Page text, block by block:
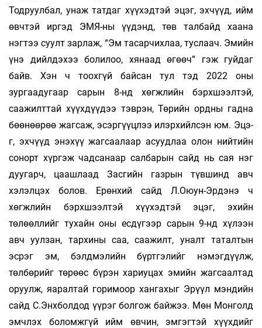
Тодруулбал, унаж татдаг хүү­­хэдтэй эцэг, эхчүүд, ийм
өвчтэй иргэд ЭМЯ-ны үүдэнд, төв талбайд хаана
нэгтээ суулт зарлаж, “Эм тасарчихлаа, туслаач. Эмийн
үнэ дийлдэхээ бо­лилоо, хянаад өгөөч” гэж гуйдаг
байв. Хэн ч тоох­гүй байсан тул тэд 2022 оны
зургаадугаар са­рын 8-нд хөгжлийн бэрхшээлтэй,
саажилттай хүүх­­дүүдээ тэврэн, Төрийн ордны гадна
бөө­нөө­рөө жагсаж, эсэргүүцлээ илэрхийлсэн юм. Эцэ­
г, эхчүүд энэхүү жагсаалаар асуудлаа олон ний­тийн
сонорт хүргэж чадсанаар салбарын сайд нь сая нэг
дуугарч, цаашлаад Засгийн газрын түв­шинд авч
хэлэлцэх болов. Ерөнхий сайд Л.Оюун-Эрдэнэ ч
хөгжлийн бэрхшээлтэй хүү­хэд­тэй эцэг, эхийн
төлөөллийг тухайн оны есдүгээр са­рын 9-нд хүлээн
авч уулзан, тар­хины саа, саажилт, уналт таталтын
эсрэг эм, бэлдмэлийн бүртгэлийг нэмэгдүүлж,
төлбөрийг төрөөс бүрэн хариуцах эмийн жагсаалтад
оруулж, яа­рал­тай горимоор хан­­гахыг Эрүүл мэндийн
сайд С.Энхболдод үүрэг болгож байжээ. Мөн Монголд
эмчлэх бо­ломж­­­­гүй ийм өвчин, эм­гэг­тэй хүүхдийг